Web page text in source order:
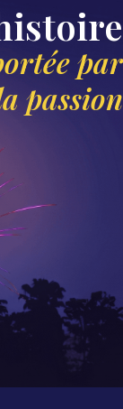
par
passion